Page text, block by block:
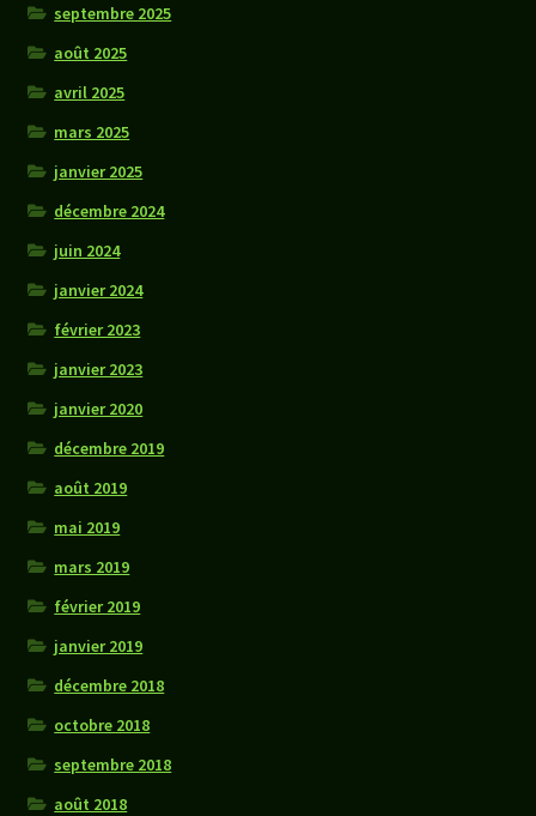
septembre 2025
août 2025
avril 2025
mars 2025
janvier 2025
décembre 2024
juin 2024
janvier 2024
février 2023
janvier 2023
janvier 2020
décembre 2019
août 2019
mai 2019
mars 2019
février 2019
janvier 2019
décembre 2018
octobre 2018
septembre 2018
août 2018